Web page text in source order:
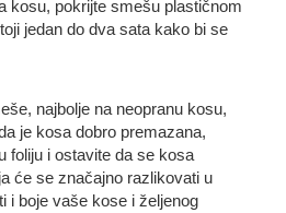
kosu, pokrijte smešu plastičnom
jedan do dva sata kako bi se
najbolje na neopranu kosu,
je kosa dobro premazana,
foliju i ostavite da se kosa
će se značajno razlikovati u
i boje vaše kose i željenog